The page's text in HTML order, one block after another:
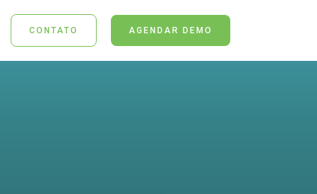
CONTATO AGENDAR DEMO